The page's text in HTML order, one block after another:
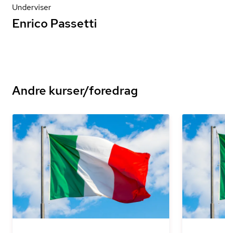
Underviser
Enrico Passetti
Andre kurser/foredrag